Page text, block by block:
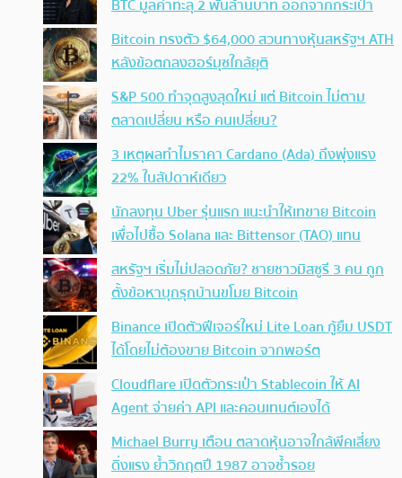
BTC มูลค่าทะลุ 2 พันล้านบาท ออกจากกระเป๋า
Bitcoin ทรงตัว $64,000 สวนทางหุ้นสหรัฐฯ ATH
หลังข้อตกลงฮอร์มุซใกล้ยุติ
S&P 500 ทำจุดสูงสุดใหม่ แต่ Bitcoin ไม่ตาม
ตลาดเปลี่ยน หรือ คนเปลี่ยน?
3 เหตุผลทำไมราคา Cardano (Ada) ถึงพุ่งแรง
22% ในสัปดาห์เดียว
นักลงทุน Uber รุ่นแรก แนะนำให้เทขาย Bitcoin
เพื่อไปซื้อ Solana และ Bittensor (TAO) แทน
สหรัฐฯ เริ่มไม่ปลอดภัย? ชายชาวมิสซูรี 3 คน ถูก
ตั้งข้อหาบุกรุกบ้านขโมย Bitcoin
Binance เปิดตัวฟีเจอร์ใหม่ Lite Loan กู้ยืม USDT
ได้โดยไม่ต้องขาย Bitcoin จากพอร์ต
Cloudflare เปิดตัวกระเป๋า Stablecoin ให้ AI
Agent จ่ายค่า API และคอนเทนต์เองได้
Michael Burry เตือน ตลาดหุ้นอาจใกล้พีคเสี่ยง
ดิ่งแรง ย้ำวิกฤตปี 1987 อาจซ้ำรอย